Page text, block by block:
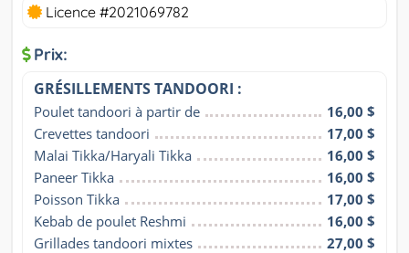
Licence #2021069782
Prix:
GRÉSILLEMENTS TANDOORI :
Poulet tandoori à partir de
16,00 $
Crevettes tandoori
17,00 $
Malai Tikka/Haryali Tikka
16,00 $
Paneer Tikka
16,00 $
Poisson Tikka
17,00 $
Kebab de poulet Reshmi
16,00 $
Grillades tandoori mixtes
27,00 $